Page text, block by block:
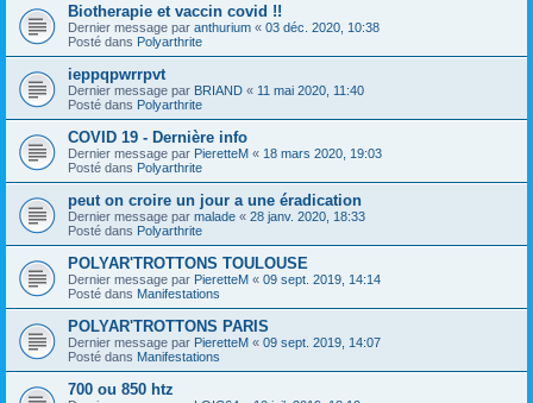
Biotherapie et vaccin covid !!
Dernier message par anthurium « 03 déc. 2020, 10:38
Posté dans Polyarthrite
ieppqpwrrpvt
Dernier message par BRIAND « 11 mai 2020, 11:40
Posté dans Polyarthrite
COVID 19 - Dernière info
Dernier message par PieretteM « 18 mars 2020, 19:03
Posté dans Polyarthrite
peut on croire un jour a une éradication
Dernier message par malade « 28 janv. 2020, 18:33
Posté dans Polyarthrite
POLYAR'TROTTONS TOULOUSE
Dernier message par PieretteM « 09 sept. 2019, 14:14
Posté dans Manifestations
POLYAR'TROTTONS PARIS
Dernier message par PieretteM « 09 sept. 2019, 14:07
Posté dans Manifestations
700 ou 850 htz